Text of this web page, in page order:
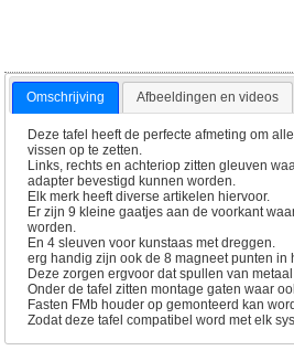
Omschrijving Afbeeldingen en videos
Deze tafel heeft de perfecte afmeting om
vissen op te zetten.
Links, rechts en achteriop zitten gleuven
adapter bevestigd kunnen worden.
Elk merk heeft diverse artikelen hiervoor.
Er zijn 9 kleine gaatjes aan de voorkant
worden.
En 4 sleuven voor kunstaas met dreggen.
erg handig zijn ook de 8 magneet punten in
Deze zorgen ergvoor dat spullen van
Onder de tafel zitten montage gaten waar
Fasten FMb houder op gemonteerd kan
Zodat deze tafel compatibel word met elk